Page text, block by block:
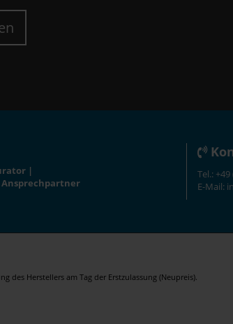
|
Ansprechpartner
Tel.:
E-Mail:
des Herstellers am Tag der Erstzulassung (Neupreis).